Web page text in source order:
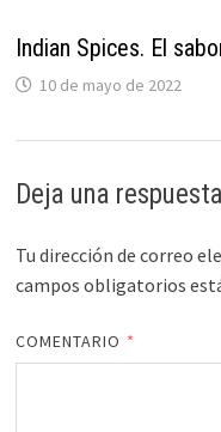
Indian Spices. El
10 de mayo de 2022
Deja una respuesta
Tu dirección de correo
campos obligatorios
COMENTARIO *